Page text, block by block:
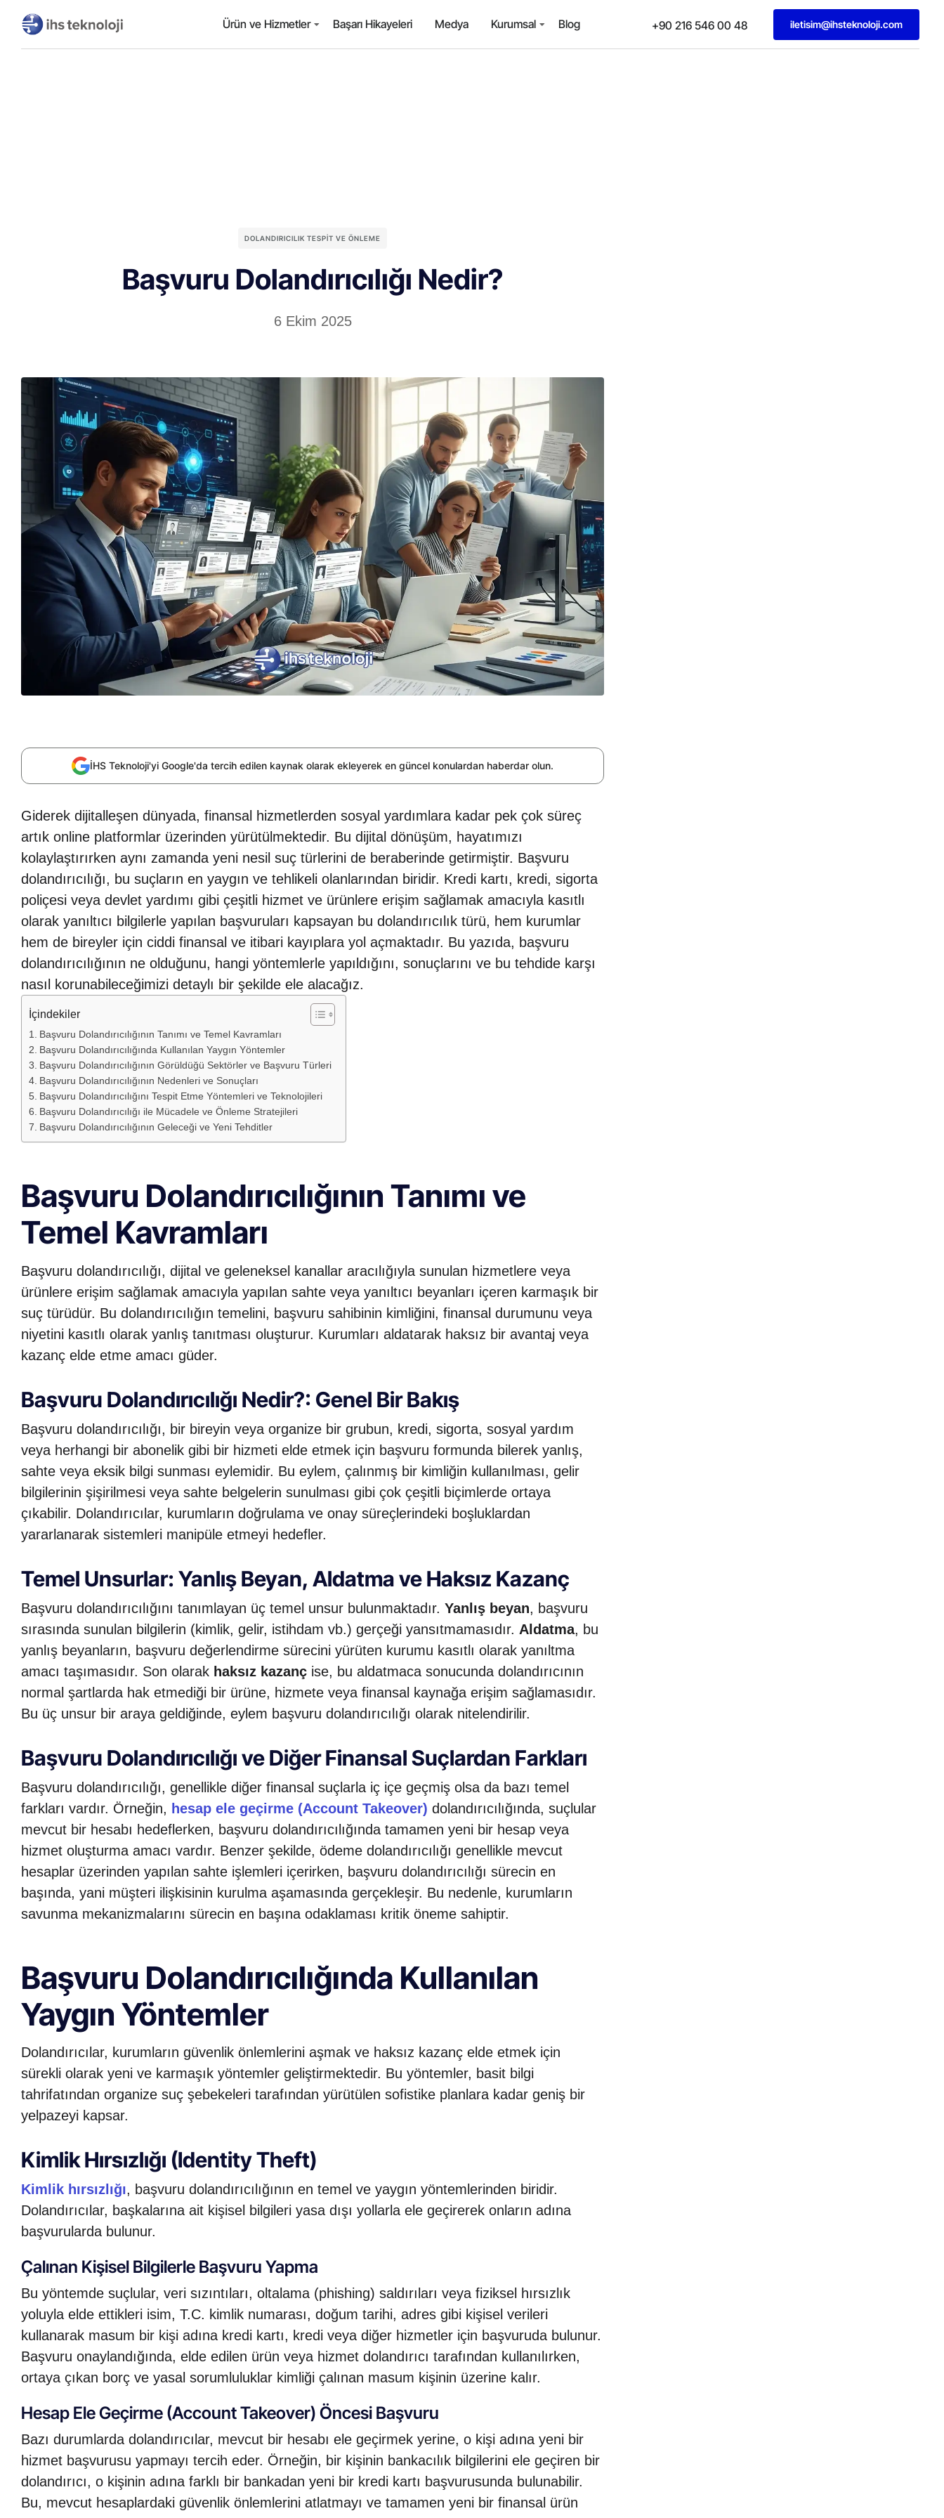
Ürün ve Hizmetler Başarı Hikayeleri Medya Kurumsal Blog +90 216 546 00 48 iletisim@ihsteknoloji.com
DOLANDIRICILIK TESPIT VE ÖNLEME
Başvuru Dolandırıcılığı Nedir?
6 Ekim 2025
İHS Teknoloji'yi Google'da tercih edilen kaynak olarak ekleyerek en güncel konulardan haberdar olun.
Giderek dijitalleşen dünyada, finansal hizmetlerden sosyal yardımlara kadar pek çok süreç
artık online platformlar üzerinden yürütülmektedir. Bu dijital dönüşüm, hayatımızı
kolaylaştırırken aynı zamanda yeni nesil suç türlerini de beraberinde getirmiştir. Başvuru
dolandırıcılığı, bu suçların en yaygın ve tehlikeli olanlarından biridir. Kredi kartı, kredi, sigorta
poliçesi veya devlet yardımı gibi çeşitli hizmet ve ürünlere erişim sağlamak amacıyla kasıtlı
olarak yanıltıcı bilgilerle yapılan başvuruları kapsayan bu dolandırıcılık türü, hem kurumlar
hem de bireyler için ciddi finansal ve itibari kayıplara yol açmaktadır. Bu yazıda, başvuru
dolandırıcılığının ne olduğunu, hangi yöntemlerle yapıldığını, sonuçlarını ve bu tehdide karşı
nasıl korunabileceğimizi detaylı bir şekilde ele alacağız.
İçindekiler
Başvuru Dolandırıcılığının Tanımı ve Temel Kavramları
Başvuru Dolandırıcılığında Kullanılan Yaygın Yöntemler
Başvuru Dolandırıcılığının Görüldüğü Sektörler ve Başvuru Türleri
Başvuru Dolandırıcılığının Nedenleri ve Sonuçları
Başvuru Dolandırıcılığını Tespit Etme Yöntemleri ve Teknolojileri
Başvuru Dolandırıcılığı ile Mücadele ve Önleme Stratejileri
Başvuru Dolandırıcılığının Geleceği ve Yeni Tehditler
Başvuru Dolandırıcılığının Tanımı ve
Temel Kavramları
Başvuru dolandırıcılığı, dijital ve geleneksel kanallar aracılığıyla sunulan hizmetlere veya
ürünlere erişim sağlamak amacıyla yapılan sahte veya yanıltıcı beyanları içeren karmaşık bir
suç türüdür. Bu dolandırıcılığın temelini, başvuru sahibinin kimliğini, finansal durumunu veya
niyetini kasıtlı olarak yanlış tanıtması oluşturur. Kurumları aldatarak haksız bir avantaj veya
kazanç elde etme amacı güder.
Başvuru Dolandırıcılığı Nedir?: Genel Bir Bakış
Başvuru dolandırıcılığı, bir bireyin veya organize bir grubun, kredi, sigorta, sosyal yardım
veya herhangi bir abonelik gibi bir hizmeti elde etmek için başvuru formunda bilerek yanlış,
sahte veya eksik bilgi sunması eylemidir. Bu eylem, çalınmış bir kimliğin kullanılması, gelir
bilgilerinin şişirilmesi veya sahte belgelerin sunulması gibi çok çeşitli biçimlerde ortaya
çıkabilir. Dolandırıcılar, kurumların doğrulama ve onay süreçlerindeki boşluklardan
yararlanarak sistemleri manipüle etmeyi hedefler.
Temel Unsurlar: Yanlış Beyan, Aldatma ve Haksız Kazanç
Başvuru dolandırıcılığını tanımlayan üç temel unsur bulunmaktadır. Yanlış beyan, başvuru
sırasında sunulan bilgilerin (kimlik, gelir, istihdam vb.) gerçeği yansıtmamasıdır. Aldatma, bu
yanlış beyanların, başvuru değerlendirme sürecini yürüten kurumu kasıtlı olarak yanıltma
amacı taşımasıdır. Son olarak haksız kazanç ise, bu aldatmaca sonucunda dolandırıcının
normal şartlarda hak etmediği bir ürüne, hizmete veya finansal kaynağa erişim sağlamasıdır.
Bu üç unsur bir araya geldiğinde, eylem başvuru dolandırıcılığı olarak nitelendirilir.
Başvuru Dolandırıcılığı ve Diğer Finansal Suçlardan Farkları
Başvuru dolandırıcılığı, genellikle diğer finansal suçlarla iç içe geçmiş olsa da bazı temel
farkları vardır. Örneğin, hesap ele geçirme (Account Takeover) dolandırıcılığında, suçlular
mevcut bir hesabı hedeflerken, başvuru dolandırıcılığında tamamen yeni bir hesap veya
hizmet oluşturma amacı vardır. Benzer şekilde, ödeme dolandırıcılığı genellikle mevcut
hesaplar üzerinden yapılan sahte işlemleri içerirken, başvuru dolandırıcılığı sürecin en
başında, yani müşteri ilişkisinin kurulma aşamasında gerçekleşir. Bu nedenle, kurumların
savunma mekanizmalarını sürecin en başına odaklaması kritik öneme sahiptir.
Başvuru Dolandırıcılığında Kullanılan
Yaygın Yöntemler
Dolandırıcılar, kurumların güvenlik önlemlerini aşmak ve haksız kazanç elde etmek için
sürekli olarak yeni ve karmaşık yöntemler geliştirmektedir. Bu yöntemler, basit bilgi
tahrifatından organize suç şebekeleri tarafından yürütülen sofistike planlara kadar geniş bir
yelpazeyi kapsar.
Kimlik Hırsızlığı (Identity Theft)
Kimlik hırsızlığı, başvuru dolandırıcılığının en temel ve yaygın yöntemlerinden biridir.
Dolandırıcılar, başkalarına ait kişisel bilgileri yasa dışı yollarla ele geçirerek onların adına
başvurularda bulunur.
Çalınan Kişisel Bilgilerle Başvuru Yapma
Bu yöntemde suçlular, veri sızıntıları, oltalama (phishing) saldırıları veya fiziksel hırsızlık
yoluyla elde ettikleri isim, T.C. kimlik numarası, doğum tarihi, adres gibi kişisel verileri
kullanarak masum bir kişi adına kredi kartı, kredi veya diğer hizmetler için başvuruda bulunur.
Başvuru onaylandığında, elde edilen ürün veya hizmet dolandırıcı tarafından kullanılırken,
ortaya çıkan borç ve yasal sorumluluklar kimliği çalınan masum kişinin üzerine kalır.
Hesap Ele Geçirme (Account Takeover) Öncesi Başvuru
Bazı durumlarda dolandırıcılar, mevcut bir hesabı ele geçirmek yerine, o kişi adına yeni bir
hizmet başvurusu yapmayı tercih eder. Örneğin, bir kişinin bankacılık bilgilerini ele geçiren bir
dolandırıcı, o kişinin adına farklı bir bankadan yeni bir kredi kartı başvurusunda bulunabilir.
Bu, mevcut hesaplardaki güvenlik önlemlerini atlatmayı ve tamamen yeni bir finansal ürün